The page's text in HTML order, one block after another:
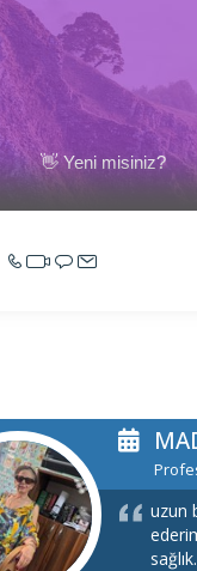
👋 Yeni misiniz?
uzun
sağlık.